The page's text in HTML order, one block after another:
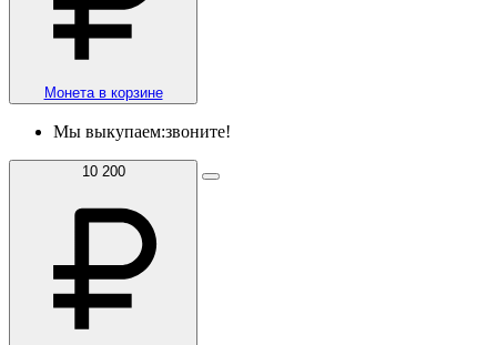
Монета в корзине
Мы выкупаем:звоните!
10 200